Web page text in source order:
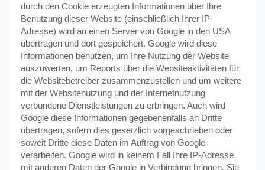
durch den Cookie erzeugten Informationen über Ihre
Benutzung dieser Website (einschließlich Ihrer IP-
Adresse) wird an einen Server von Google in den USA
übertragen und dort gespeichert. Google wird diese
Informationen benutzen, um Ihre Nutzung der Website
auszuwerten, um Reports über die Websiteaktivitäten für
die Websitebetreiber zusammenzustellen und um weitere
mit der Websitenutzung und der Internetnutzung
verbundene Dienstleistungen zu erbringen. Auch wird
Google diese Informationen gegebenenfalls an Dritte
übertragen, sofern dies gesetzlich vorgeschrieben oder
soweit Dritte diese Daten im Auftrag von Google
verarbeiten. Google wird in keinem Fall Ihre IP-Adresse
mit anderen Daten der Google in Verbindung bringen. Sie